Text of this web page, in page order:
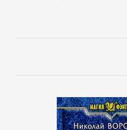
драматургия
Зарубежные